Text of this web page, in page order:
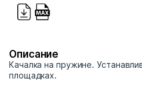
Описание
Качалка на пружине.
площадках.